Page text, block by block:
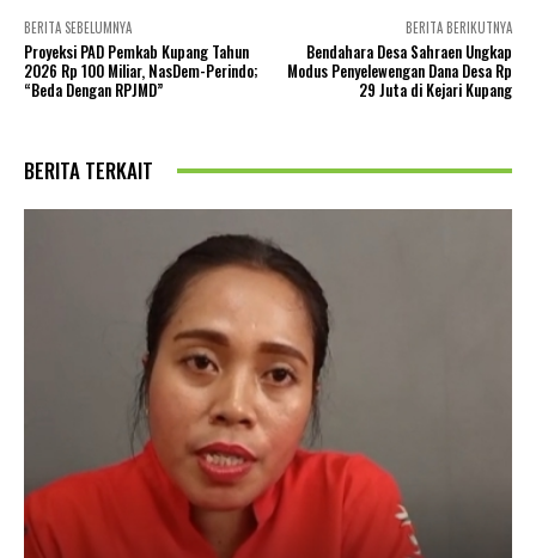
BERITA SEBELUMNYA
Proyeksi PAD Pemkab Kupang Tahun
2026 Rp 100 Miliar, NasDem-Perindo;
“Beda Dengan RPJMD”
BERITA BERIKUTNYA
Bendahara Desa Sahraen Ungkap
Modus Penyelewengan Dana Desa Rp
29 Juta di Kejari Kupang
BERITA TERKAIT